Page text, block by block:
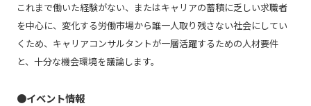
これまで働いた経験がない、またはキャリアの蓄積に乏しい求職者
を中心に、変化する労働市場から誰一人取り残さない社会にしてい
くため、キャリアコンサルタントが一層活躍するための人材要件
と、十分な機会環境を議論します。
●イベント情報